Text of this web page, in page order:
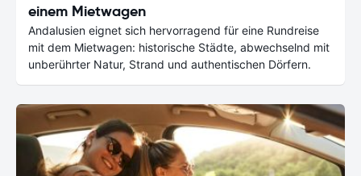
einem Mietwagen
Andalusien eignet sich hervorragend für eine Rundreise
mit dem Mietwagen: historische Städte, abwechselnd mit
unberührter Natur, Strand und authentischen Dörfern.